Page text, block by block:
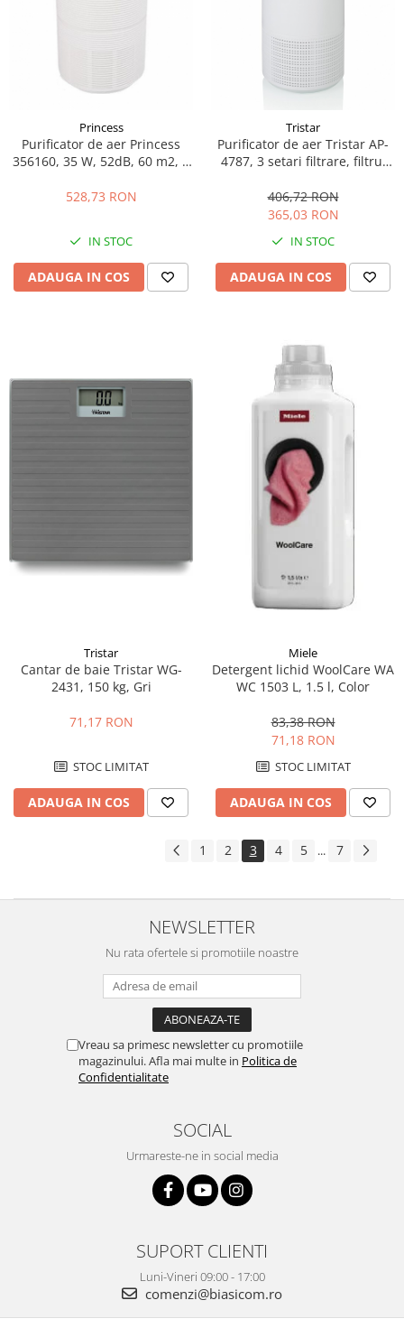
Princess
Purificator de aer Princess
356160, 35 W, 52dB, 60 m2, 3
functie control vocal, Alb
528,73 RON
IN STOC
ADAUGA IN COS
Tristar
Purificator de aer Tristar AP-
4787, 3 setari filtrare, filtrul
supraincalzire, cronometru,
60 m³, Alb
406,72 RON
365,03 RON
IN STOC
ADAUGA IN COS
Tristar
Cantar de baie Tristar WG-
2431, 150 kg, Gri
71,17 RON
STOC LIMITAT
ADAUGA IN COS
Miele
Detergent lichid WoolCare WA
WC 1503 L, 1.5 l, Color
83,38 RON
71,18 RON
STOC LIMITAT
ADAUGA IN COS
1 2 3 4 5 ... 7
NEWSLETTER
Nu rata ofertele si promotiile noastre
Vreau sa primesc newsletter cu promotiile
magazinului. Afla mai multe in Politica de
Confidentialitate
SOCIAL
Urmareste-ne in social media
SUPORT CLIENTI
Luni-Vineri 09:00 - 17:00
comenzi@biasicom.ro